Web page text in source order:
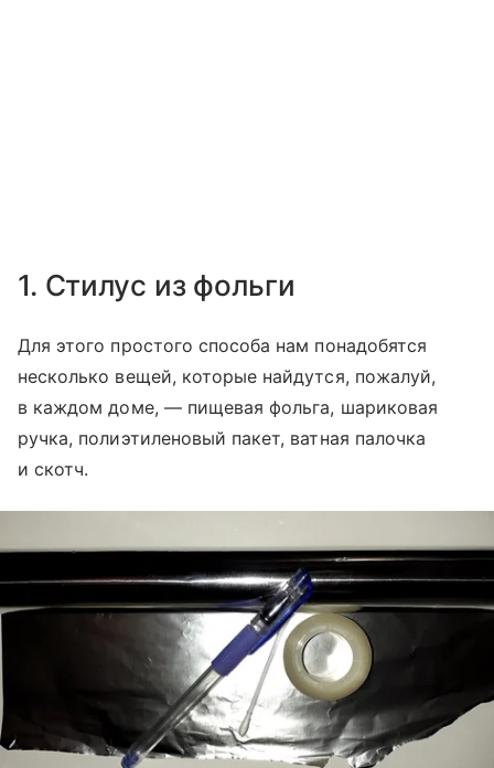
1. Стилус из фольги
Для этого простого способа нам понадобятся
несколько вещей, которые найдутся, пожалуй,
в каждом доме, — пищевая фольга, шариковая
ручка, полиэтиленовый пакет, ватная палочка
и скотч.